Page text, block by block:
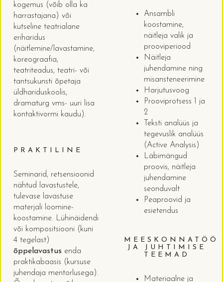
kogemus (võib olla ka
harrastajana) või
kutseline teatrialane
eriharidus
(näitlemine/lavastamine,
koreograafia,
teatriteadus, teatri- või
tantsukunsti õpetaja
üldhariduskoolis,
dramaturg vms- uuri lisa
kontaktivormi kaudu).
PRAKTILINE
Seminarid, retsensioonid
nähtud lavastustele,
tulevase lavastuse
materjali loomine-
koostamine. Lühinäidendi
või kompositsiooni (kuni
4 tegelast)
õppelavastus enda
praktikabaasis (kursuse
juhendaja mentorlusega).
Ansambli
koostamine,
näitleja valik ja
prooviperiood
Näitleja
juhendamine ning
misansteneerimine
Harjutusvoog
Prooviprotsess 1 ja
2
Teksti analüüs ja
tegevuslik analüüs
(Active Analysis)
Läbimängud
proovis, näitleja
juhendamine
seonduvalt
Peaproovid ja
esietendus
MEESKONNATÖÖ
JA JUHTIMISE
TEEMAD
Materiaalne ja